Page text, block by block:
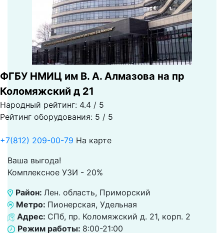
ФГБУ НМИЦ им В. А. Алмазова на пр
Коломяжский д 21
Народный рейтинг: 4.4 / 5
Рейтинг оборудования: 5 / 5
+7(812) 209-00-79 На карте
Ваша выгода!
Комплексное УЗИ - 20%
Район: Лен. область, Приморский
Метро: Пионерская, Удельная
Адрес: СПб, пр. Коломяжский д. 21, корп. 2
Режим работы: 8:00-21:00